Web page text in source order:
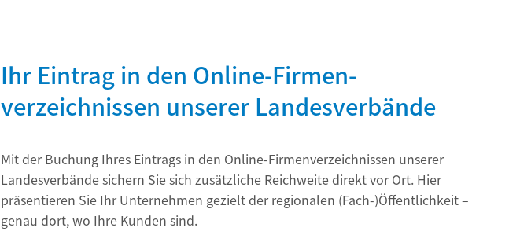
Ihr Eintrag in den Online-Firmen-
verzeichnissen unserer Landesverbände
Mit der Buchung Ihres Eintrags in den Online-Firmenverzeichnissen unserer
Landesverbände sichern Sie sich zusätzliche Reichweite direkt vor Ort. Hier
präsentieren Sie Ihr Unternehmen gezielt der regionalen (Fach-)Öffentlichkeit –
genau dort, wo Ihre Kunden sind.